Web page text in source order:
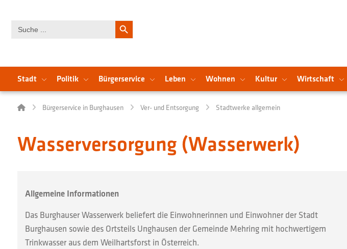
for:
Search Button
Stadt Politik Bürgerservice Leben Wohnen Kultur Wirtschaft
Bürgerservice in Burghausen Ver- und Entsorgung Stadtwerke allgemein
Wasserversorgung (Wasserwerk)
Allgemeine Informationen
Das Burghauser Wasserwerk beliefert die Einwohnerinnen und Einwohner der Stadt
Burghausen sowie des Ortsteils Unghausen der Gemeinde Mehring mit hochwertigem
Trinkwasser aus dem Weilhartsforst in Österreich.